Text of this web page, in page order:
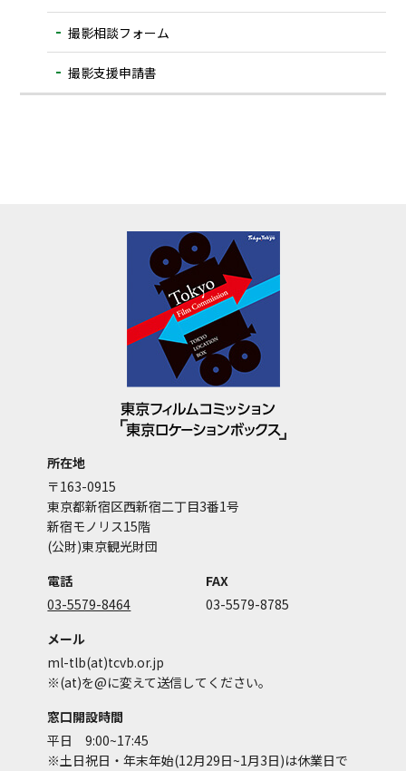
撮影相談フォーム
撮影支援申請書
所在地
〒163-0915
東京都新宿区西新宿二丁目3番1号
新宿モノリス15階
(公財)東京観光財団
電話
03-5579-8464
FAX
03-5579-8785
メール
ml-tlb(at)tcvb.or.jp
※(at)を@に変えて送信してください。
窓口開設時間
平日 9:00~17:45
※土日祝日・年末年始(12月29日~1月3日)は休業日で